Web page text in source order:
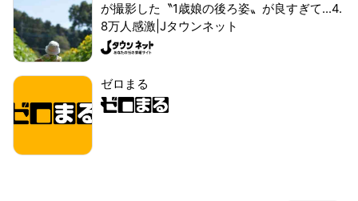
が撮影した〝1歳娘の後ろ姿〟が良すぎて...4.
8万人感激|Jタウンネット
ゼロまる